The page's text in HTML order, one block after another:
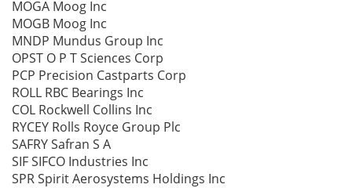
MOGA Moog Inc
MOGB Moog Inc
MNDP Mundus Group Inc
OPST O P T Sciences Corp
PCP Precision Castparts Corp
ROLL RBC Bearings Inc
COL Rockwell Collins Inc
RYCEY Rolls Royce Group Plc
SAFRY Safran S A
SIF SIFCO Industries Inc
SPR Spirit Aerosystems Holdings Inc